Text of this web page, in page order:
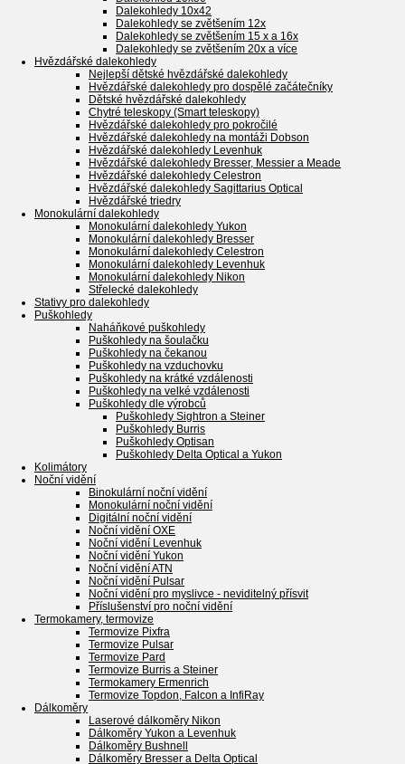
Dalekohledy 10x42
Dalekohledy se zvětšením 12x
Dalekohledy se zvětšením 15 x a 16x
Dalekohledy se zvětšením 20x a více
Hvězdářské dalekohledy
Nejlepší dětské hvězdářské dalekohledy
Hvězdářské dalekohledy pro dospělé začátečníky
Dětské hvězdářské dalekohledy
Chytré teleskopy (Smart teleskopy)
Hvězdářské dalekohledy pro pokročilé
Hvězdářské dalekohledy na montáži Dobson
Hvězdářské dalekohledy Levenhuk
Hvězdářské dalekohledy Bresser, Messier a Meade
Hvězdářské dalekohledy Celestron
Hvězdářské dalekohledy Sagittarius Optical
Hvězdářské triedry
Monokulární dalekohledy
Monokulární dalekohledy Yukon
Monokulární dalekohledy Bresser
Monokulární dalekohledy Celestron
Monokulární dalekohledy Levenhuk
Monokulární dalekohledy Nikon
Střelecké dalekohledy
Stativy pro dalekohledy
Puškohledy
Naháňkové puškohledy
Puškohledy na šoulačku
Puškohledy na čekanou
Puškohledy na vzduchovku
Puškohledy na krátké vzdálenosti
Puškohledy na velké vzdálenosti
Puškohledy dle výrobců
Puškohledy Sightron a Steiner
Puškohledy Burris
Puškohledy Optisan
Puškohledy Delta Optical a Yukon
Kolimátory
Noční vidění
Binokulární noční vidění
Monokulární noční vidění
Digitální noční vidění
Noční vidění OXE
Noční vidění Levenhuk
Noční vidění Yukon
Noční vidění ATN
Noční vidění Pulsar
Noční vidění pro myslivce - neviditelný přísvit
Příslušenství pro noční vidění
Termokamery, termovize
Termovize Pixfra
Termovize Pulsar
Termovize Pard
Termovize Burris a Steiner
Termokamery Ermenrich
Termovize Topdon, Falcon a InfiRay
Dálkoměry
Laserové dálkoměry Nikon
Dálkoměry Yukon a Levenhuk
Dálkoměry Bushnell
Dálkoměry Bresser a Delta Optical